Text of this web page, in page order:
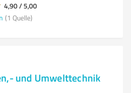
4,90 / 5,00
(1 Quelle)
und Umwelttechnik